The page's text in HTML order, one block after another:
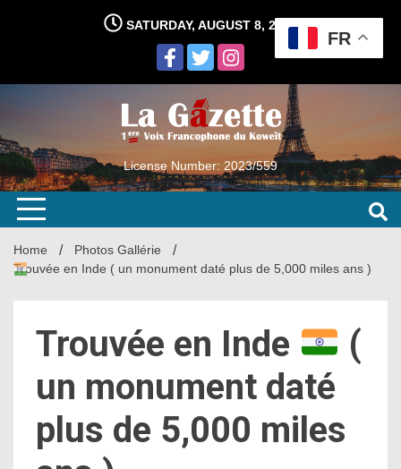
SATURDAY, AUGUST 8, 2026
License Number: 2023/559
Home
Photos Gallérie
Trouvée en Inde ( un monument daté plus de 5,000 miles ans )
Trouvée en Inde
(
un monument daté
plus de 5,000 miles
FR